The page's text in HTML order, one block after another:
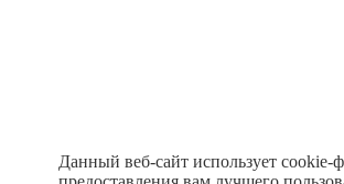
Данный веб-сайт использует cookie-